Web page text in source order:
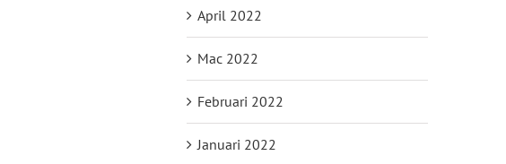
April 2022
Mac 2022
Februari 2022
Januari 2022